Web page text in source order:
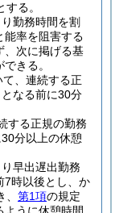
る。
勤務時間を割
能率を阻害する
、次に掲げる基
きる。
、連続する正
なる前に30分
する正規の勤務
分以上の休憩
早出遅出勤務
7時以後とし、か
第1項の規定